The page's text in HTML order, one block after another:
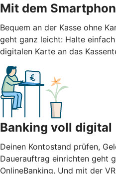
Mit dem
Bequem an der Kasse ohne
geht ganz leicht: Halte
digitalen Karte an das
Banking voll digital
Deinen Kontostand prüfen,
Dauerauftrag einrichten geht
OnlineBanking. Und mit der